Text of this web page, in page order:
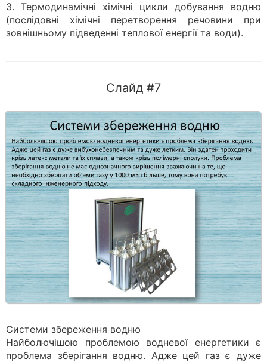
3. Термодинамічні хімічні цикли добування водню
(послідовні хімічні перетворення речовини при
зовнішньому підведенні теплової енергії та води).
Слайд #7
Системи збереження водню
Найболючішою проблемою водневої енергетики є
проблема зберігання водню. Адже цей газ є дуже